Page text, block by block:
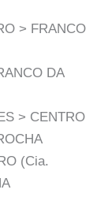
> FRANCO
DA
> CENTRO
(Cia.